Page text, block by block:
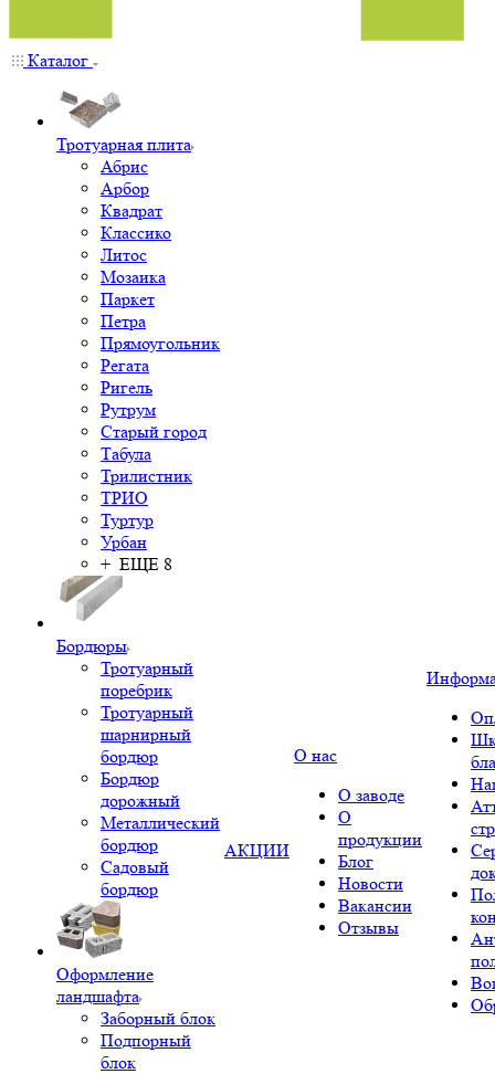
Каталог
Тротуарная плита
Абрис
Арбор
Квадрат
Классико
Литос
Мозаика
Паркет
Петра
Прямоугольник
Регата
Ригель
Рутрум
Старый город
Табула
Трилистник
ТРИО
Туртур
Урбан
+ ЕЩЕ 8
Бордюры
Тротуарный
поребрик
Тротуарный
шарнирный
бордюр
Бордюр
дорожный
Металлический
бордюр
Садовый
бордюр
Оформление
ландшафта
Заборный блок
Подпорный
блок
АКЦИИ
О нас
О заводе
О
продукции
Блог
Новости
Вакансии
Отзывы